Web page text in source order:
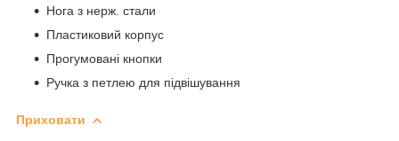
Нога з нерж. стали
Пластиковий корпус
Прогумовані кнопки
Ручка з петлею для підвішування
Приховати